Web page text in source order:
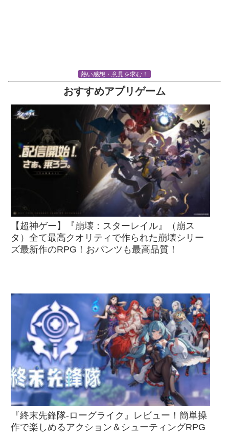
熱い感想・意見を求む！
おすすめアプリゲーム
【超神ゲー】『崩壊：スターレイル』（崩ス
タ）全て最高クオリティで作られた崩壊シリー
ズ最新作のRPG！おパンツも最高品質！
『終末先鋒隊-ローグライク』レビュー！簡単操
作で楽しめるアクション＆シューティングRPG